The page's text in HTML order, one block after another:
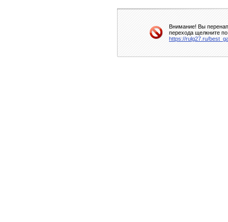
Внимание! Вы
перехода щелкните
https://rulg27.ru/